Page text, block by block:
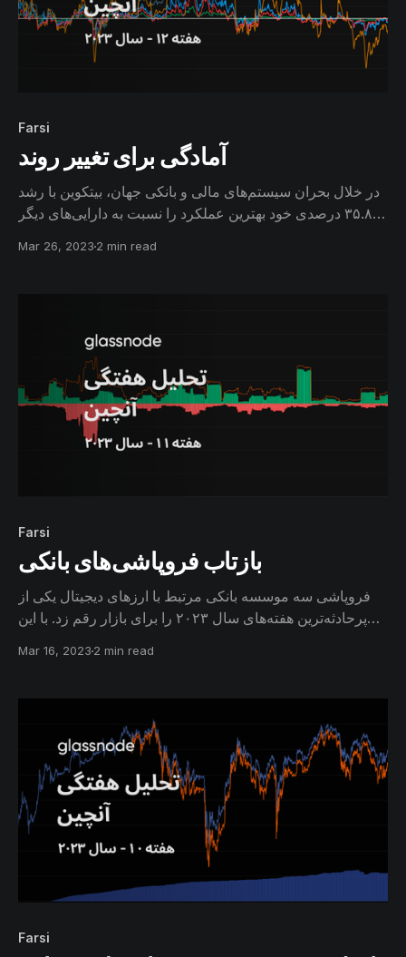
Farsi
آمادگی برای تغییر روند
در خلال بحران سیستم‌های مالی و بانکی جهان، بیتکوین با رشد
۳۵.۸ درصدی خود بهترین عملکرد را نسبت به دارایی‌های دیگر
Mar 26, 2023 2 min read
Farsi
بازتاب فروپاشی‌های بانکی
فروپاشی سه موسسه بانکی مرتبط با ارزهای دیجیتال یکی از
پرحادثه‌ترین هفته‌های سال ۲۰۲۳ را برای بازار رقم زد. با این
Mar 16, 2023 2 min read
Farsi